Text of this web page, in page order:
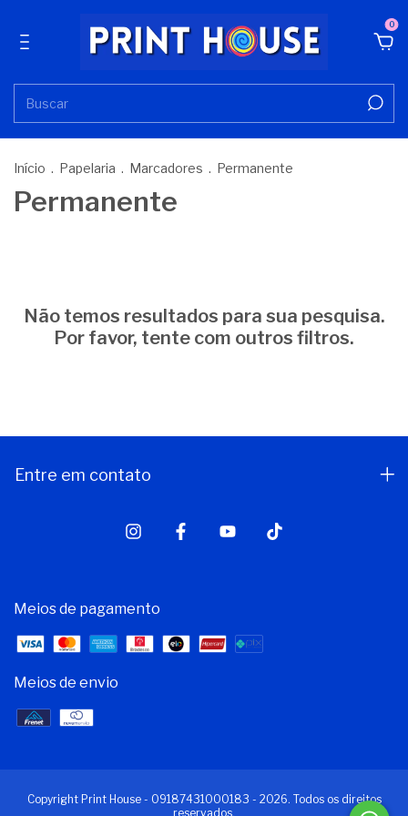
0
Início . Papelaria . Marcadores . Permanente
Permanente
Não temos resultados para sua pesquisa.
Por favor, tente com outros filtros.
Entre em contato
Meios de pagamento
Meios de envio
Copyright Print House - 09187431000183 - 2026. Todos os direitos
reservados.